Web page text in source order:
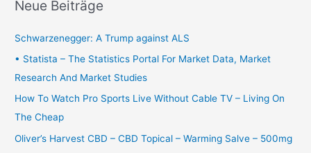
n
n
a
c
h
Neue Beiträge
Schwarzenegger: A Trump against ALS
• Statista – The Statistics Portal For Market Data, Market
Research And Market Studies
How To Watch Pro Sports Live Without Cable TV – Living On
The Cheap
Oliver’s Harvest CBD – CBD Topical – Warming Salve – 500mg